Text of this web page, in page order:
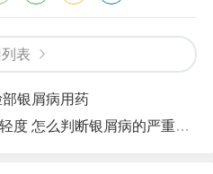
表
银屑病用药
怎么判断银屑病的严重程度